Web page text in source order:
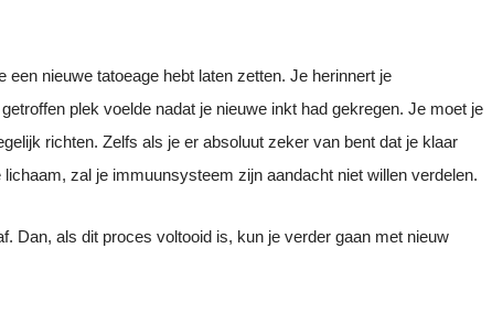
nieuwe tatoeage hebt laten zetten. Je herinnert je
plek voelde nadat je nieuwe inkt had gekregen. Je moet je
richten. Zelfs als je er absoluut zeker van bent dat je klaar
zal je immuunsysteem zijn aandacht niet willen verdelen.
Dan, als dit proces voltooid is, kun je verder gaan met nieuw